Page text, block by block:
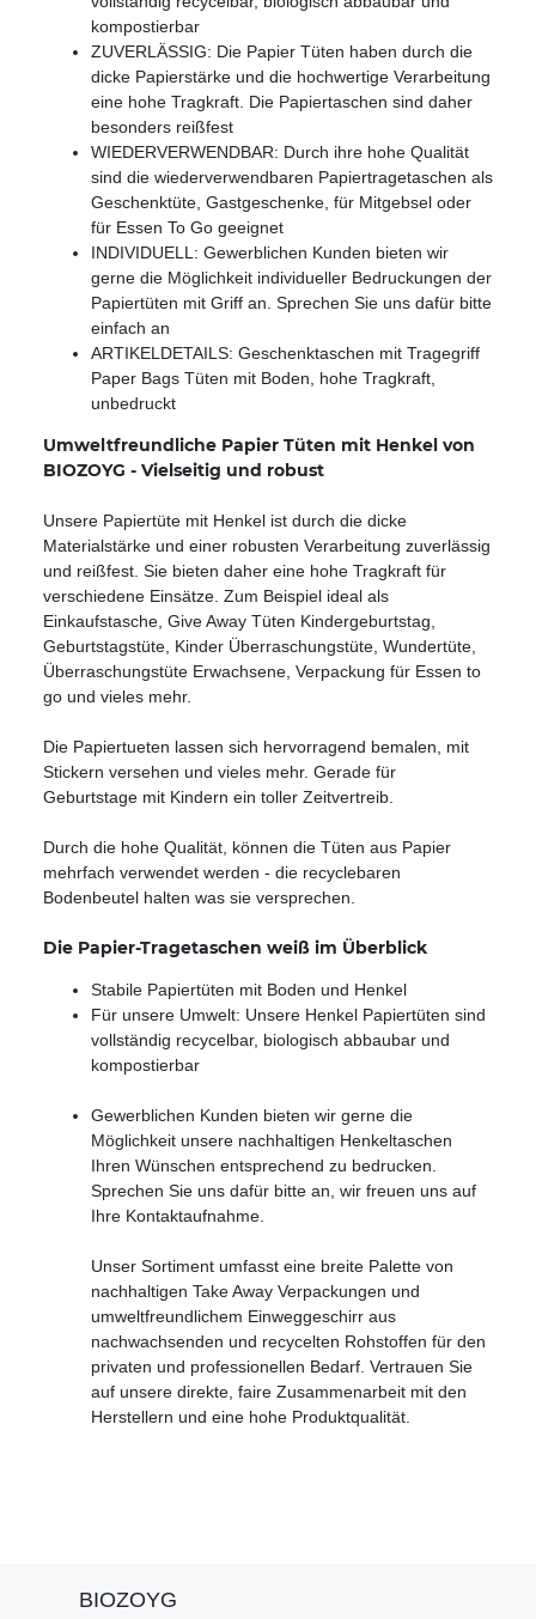
kompostierbar
ZUVERLÄSSIG: Die Papier Tüten haben durch die
dicke Papierstärke und die hochwertige Verarbeitung
eine hohe Tragkraft. Die Papiertaschen sind daher
besonders reißfest
WIEDERVERWENDBAR: Durch ihre hohe Qualität
sind die wiederverwendbaren Papiertragetaschen als
Geschenktüte, Gastgeschenke, für Mitgebsel oder
für Essen To Go geeignet
INDIVIDUELL: Gewerblichen Kunden bieten wir
gerne die Möglichkeit individueller Bedruckungen der
Papiertüten mit Griff an. Sprechen Sie uns dafür bitte
einfach an
ARTIKELDETAILS: Geschenktaschen mit Tragegriff
Paper Bags Tüten mit Boden, hohe Tragkraft,
unbedruckt
Umweltfreundliche Papier Tüten mit Henkel von
BIOZOYG - Vielseitig und robust
Unsere Papiertüte mit Henkel ist durch die dicke
Materialstärke und einer robusten Verarbeitung zuverlässig
und reißfest. Sie bieten daher eine hohe Tragkraft für
verschiedene Einsätze. Zum Beispiel ideal als
Einkaufstasche, Give Away Tüten Kindergeburtstag,
Geburtstagstüte, Kinder Überraschungstüte, Wundertüte,
Überraschungstüte Erwachsene, Verpackung für Essen to
go und vieles mehr.
Die Papiertueten lassen sich hervorragend bemalen, mit
Stickern versehen und vieles mehr. Gerade für
Geburtstage mit Kindern ein toller Zeitvertreib.
Durch die hohe Qualität, können die Tüten aus Papier
mehrfach verwendet werden - die recyclebaren
Bodenbeutel halten was sie versprechen.
Die Papier-Tragetaschen weiß im Überblick
Stabile Papiertüten mit Boden und Henkel
Für unsere Umwelt: Unsere Henkel Papiertüten sind
vollständig recycelbar, biologisch abbaubar und
kompostierbar
Gewerblichen Kunden bieten wir gerne die
Möglichkeit unsere nachhaltigen Henkeltaschen
Ihren Wünschen entsprechend zu bedrucken.
Sprechen Sie uns dafür bitte an, wir freuen uns auf
Ihre Kontaktaufnahme.
Unser Sortiment umfasst eine breite Palette von
nachhaltigen Take Away Verpackungen und
umweltfreundlichem Einweggeschirr aus
nachwachsenden und recycelten Rohstoffen für den
privaten und professionellen Bedarf. Vertrauen Sie
auf unsere direkte, faire Zusammenarbeit mit den
Herstellern und eine hohe Produktqualität.
BIOZOYG